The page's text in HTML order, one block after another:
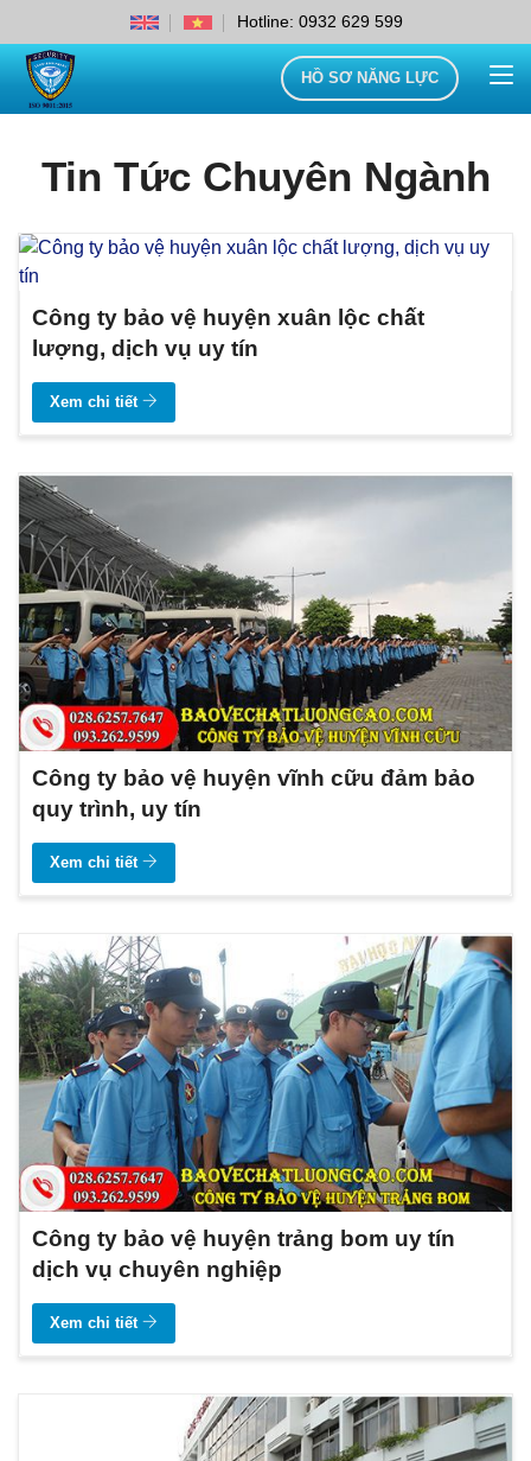
Hotline: 0932 629 599
HỒ SƠ NĂNG LỰC
Tin Tức Chuyên Ngành
Công ty bảo vệ huyện xuân lộc chất
lượng, dịch vụ uy tín
Xem chi tiết
Công ty bảo vệ huyện vĩnh cữu đảm bảo
quy trình, uy tín
Xem chi tiết
Công ty bảo vệ huyện trảng bom uy tín
dịch vụ chuyên nghiệp
Xem chi tiết